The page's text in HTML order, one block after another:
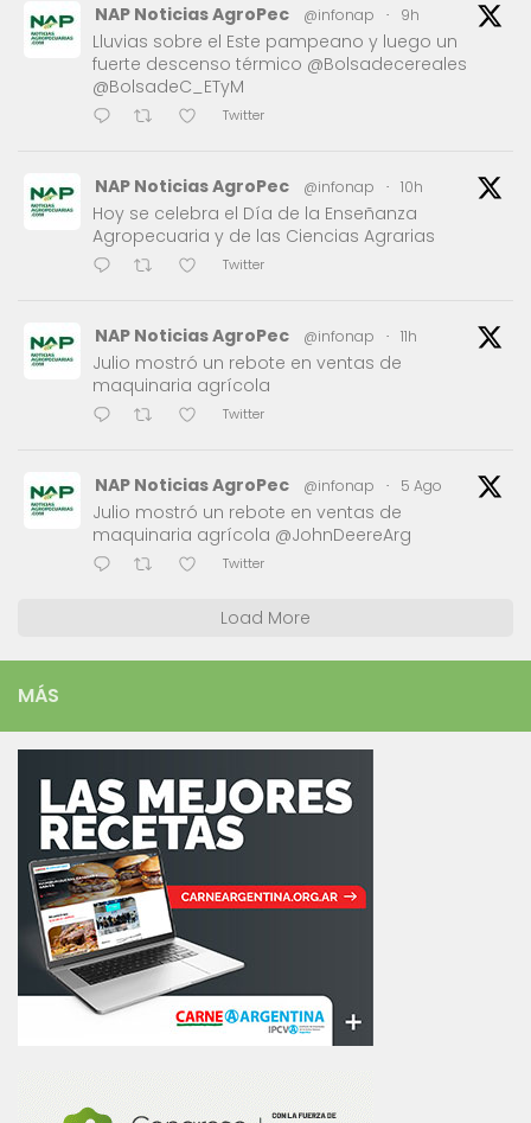
NAP Noticias AgroPec @infonap · 9h
Lluvias sobre el Este pampeano y luego un
fuerte descenso térmico @Bolsadecereales
@BolsadeC_ETyM
Twitter
NAP Noticias AgroPec @infonap · 10h
Hoy se celebra el Día de la Enseñanza
Agropecuaria y de las Ciencias Agrarias
Twitter
NAP Noticias AgroPec @infonap · 11h
Julio mostró un rebote en ventas de
maquinaria agrícola
Twitter
NAP Noticias AgroPec @infonap · 5 Ago
Julio mostró un rebote en ventas de
maquinaria agrícola @JohnDeereArg
Twitter
Load More
MÁS